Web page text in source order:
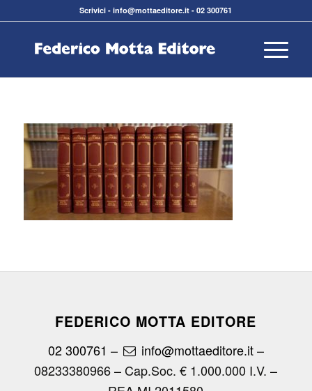
Scrivici -info@mottaeditore.it -02 300761
FEDERICO MOTTA EDITORE
02 300761 – info@mottaeditore.it–
08233380966 – Cap.Soc. € 1.000.000 I.V. –